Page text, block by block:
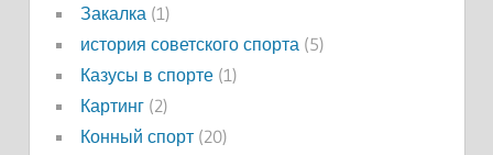
Закалка (1)
история советского спорта (5)
Казусы в спорте(1)
Картинг(2)
Конный спорт(20)